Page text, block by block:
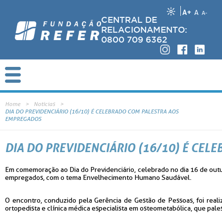
A+ A A-
CENTRAL DE
RELACIONAMENTO:
0800 709 6362
Home
Notícias
DIA DO PREVIDENCIÁRIO (16/10) É CELEBRADO COM PALESTRA AOS
EMPREGADOS
DIA DO PREVIDENCIÁRIO (16/10) É
Em comemoração ao Dia do Previdenciário, celebrado no dia 16 de
empregados, com o tema Envelhecimento Humano Saudável.
O encontro, conduzido pela Gerência de Gestão de Pessoas, foi
ortopedista e clínica médica especialista em osteometabólica, que